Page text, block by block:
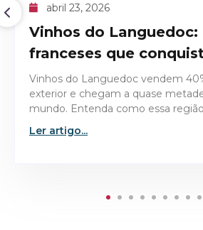
abril 09, 2026
O recorde histórico
de la Romanée-Conti
Descubra os detalhes técnicos e
tornaram o Domaine de la
garrafa mais valiosa já leiloada no
Ler artigo...